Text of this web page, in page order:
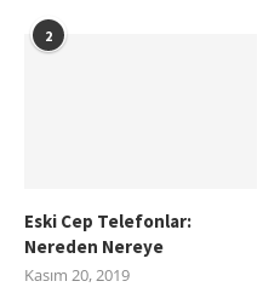
2
Eski Cep Telefonlar:
Nereden Nereye
Kasım 20, 2019